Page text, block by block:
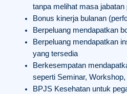
tanpa melihat masa jabatan
Bonus kinerja bulanan
Berpeluang mendapatkan
Berpeluang mendapatkan
yang tersedia
Berkesempatan
seperti Seminar, Workshop,
BPJS Kesehatan untuk